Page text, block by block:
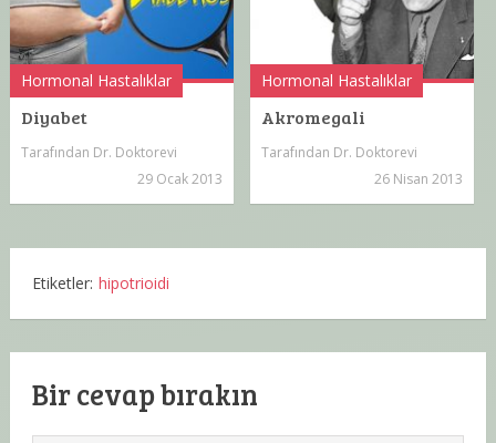
Hormonal Hastalıklar
Diyabet
Tarafından Dr. Doktorevi
29 Ocak 2013
Hormonal Hastalıklar
Akromegali
Tarafından Dr. Doktorevi
26 Nisan 2013
Etiketler: hipotrioidi
Bir cevap bırakın